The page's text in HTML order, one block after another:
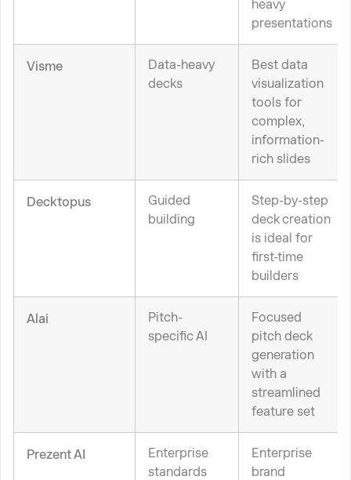
heavy
presentations
Visme
Data-heavy
decks
Best data
visualization
tools for
complex,
information-
rich slides
Decktopus
Guided
building
Step-by-step
deck creation
is ideal for
first-time
builders
Alai
Pitch-
specific AI
Focused
pitch deck
generation
with a
streamlined
feature set
Prezent AI
Enterprise
standards
Enterprise
brand